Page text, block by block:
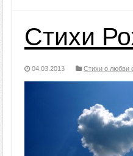
Стихи
04.03.2013 Стихи о любви